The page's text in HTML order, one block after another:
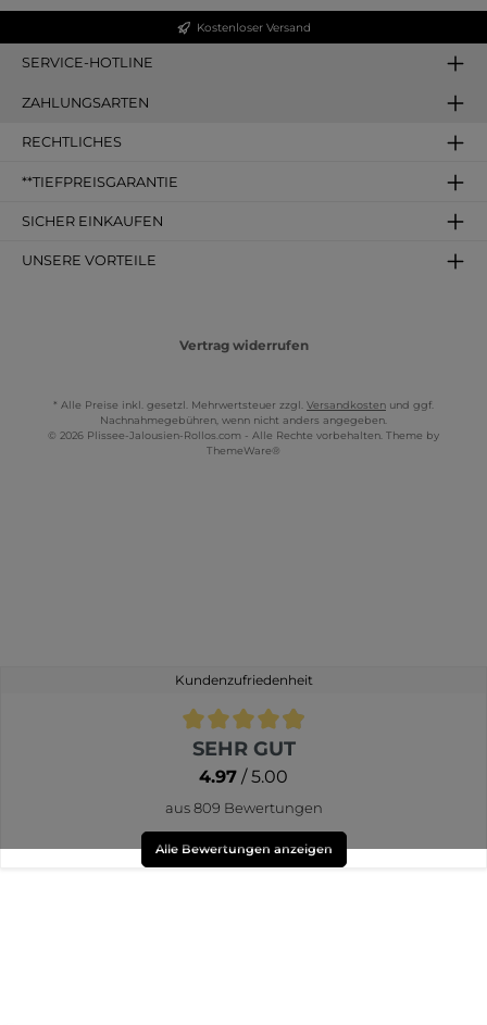
Kostenloser Versand
SERVICE-HOTLINE
ZAHLUNGSARTEN
RECHTLICHES
**TIEFPREISGARANTIE
SICHER EINKAUFEN
UNSERE VORTEILE
Vertrag widerrufen
* Alle Preise inkl. gesetzl. Mehrwertsteuer zzgl. Versandkosten und ggf.
Nachnahmegebühren, wenn nicht anders angegeben.
© 2026 Plissee-Jalousien-Rollos.com - Alle Rechte vorbehalten. Theme by
ThemeWare®
Kundenzufriedenheit
Durchschnittliche Bewertung von 4.9 von 5 Sternen
SEHR GUT
4.97 / 5.00
aus 809 Bewertungen
Alle Bewertungen anzeigen